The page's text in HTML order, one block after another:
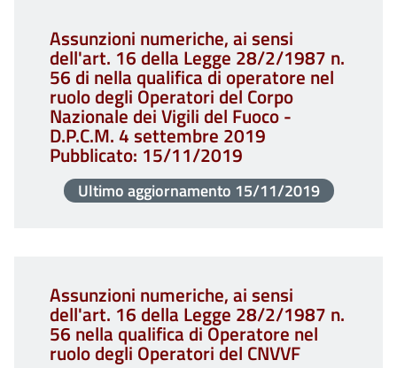
Assunzioni numeriche, ai sensi
dell'art. 16 della Legge 28/2/1987 n.
56 di nella qualifica di operatore nel
ruolo degli Operatori del Corpo
Nazionale dei Vigili del Fuoco -
D.P.C.M. 4 settembre 2019
Pubblicato: 15/11/2019
Ultimo aggiornamento 15/11/2019
Assunzioni numeriche, ai sensi
dell'art. 16 della Legge 28/2/1987 n.
56 nella qualifica di Operatore nel
ruolo degli Operatori del CNVVF